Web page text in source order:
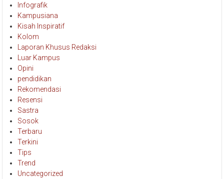
Infografik
Kampusiana
Kisah Inspiratif
Kolom
Laporan Khusus Redaksi
Luar Kampus
Opini
pendidikan
Rekomendasi
Resensi
Sastra
Sosok
Terbaru
Terkini
Tips
Trend
Uncategorized